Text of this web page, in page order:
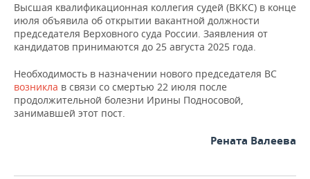
Высшая квалификационная коллегия судей (ВККС) в конце
июля объявила об открытии вакантной должности
председателя Верховного суда России. Заявления от
кандидатов принимаются до 25 августа 2025 года.
Необходимость в назначении нового председателя ВС
возникла в связи со смертью 22 июля после
продолжительной болезни Ирины Подносовой,
занимавшей этот пост.
Рената Валеева